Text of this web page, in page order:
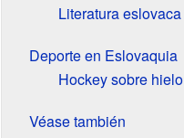
Literatura eslovaca
Deporte en Eslovaquia
Hockey sobre hielo
Véase también